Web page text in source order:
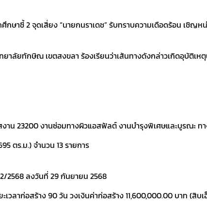
2 จุดเสี่ยง “นายกนราเดช” รับทราบความเดือดร้อน เชิญหน่
ลัยทักษิณ เขตสงขลา ร้องเรียนว่าเส้นทางดังกล่าวเกิดอุบัติเห
น 23200 งานซ่อมทางผิวแอสฟัลต์ งานบำรุงพิเศษและบูรณะ ท
ตร.ม.) จำนวน 13 รายการ
2568 ลงวันที่ 29 กันยายน 2568
ลาก่อสร้าง 90 วัน วงเงินค่าก่อสร้าง 11,600,000.00 บาท (สิ